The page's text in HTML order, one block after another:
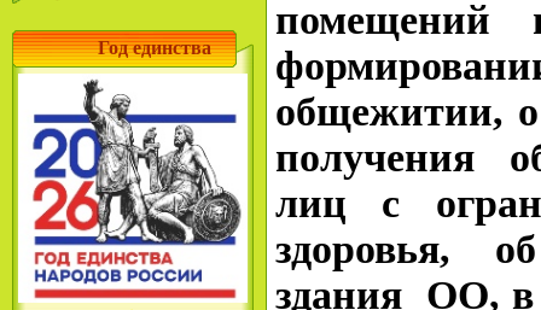
Год единства
помещений
общежитии,
получения
лиц с
здоровья,
здания ОО, в